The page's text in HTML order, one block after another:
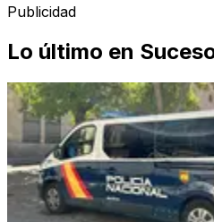
Publicidad
Lo último en